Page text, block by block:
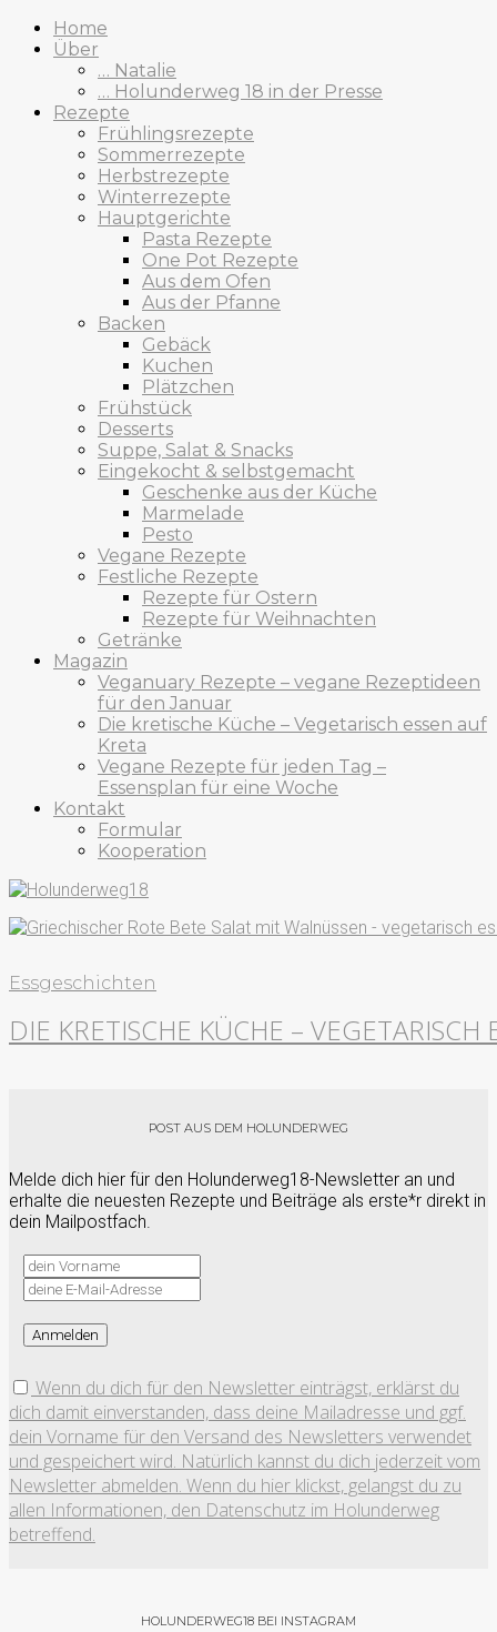
Home
Über
… Natalie
… Holunderweg 18 in der Presse
Rezepte
Frühlingsrezepte
Sommerrezepte
Herbstrezepte
Winterrezepte
Hauptgerichte
Pasta Rezepte
One Pot Rezepte
Aus dem Ofen
Aus der Pfanne
Backen
Gebäck
Kuchen
Plätzchen
Frühstück
Desserts
Suppe, Salat & Snacks
Eingekocht & selbstgemacht
Geschenke aus der Küche
Marmelade
Pesto
Vegane Rezepte
Festliche Rezepte
Rezepte für Ostern
Rezepte für Weihnachten
Getränke
Magazin
Veganuary Rezepte – vegane Rezeptideen
für den Januar
Die kretische Küche – Vegetarisch essen auf
Kreta
Vegane Rezepte für jeden Tag –
Essensplan für eine Woche
Kontakt
Formular
Kooperation
Essgeschichten
DIE KRETISCHE KÜCHE – VEGETARISCH
POST AUS DEM HOLUNDERWEG
Melde dich hier für den Holunderweg18-Newsletter an und
erhalte die neuesten Rezepte und Beiträge als erste*r direkt in
dein Mailpostfach.
Wenn du dich für den Newsletter einträgst, erklärst du
dich damit einverstanden, dass deine Mailadresse und ggf.
dein Vorname für den Versand des Newsletters verwendet
und gespeichert wird. Natürlich kannst du dich jederzeit vom
Newsletter abmelden. Wenn du hier klickst, gelangst du zu
allen Informationen, den Datenschutz im Holunderweg
betreffend.
HOLUNDERWEG18 BEI INSTAGRAM